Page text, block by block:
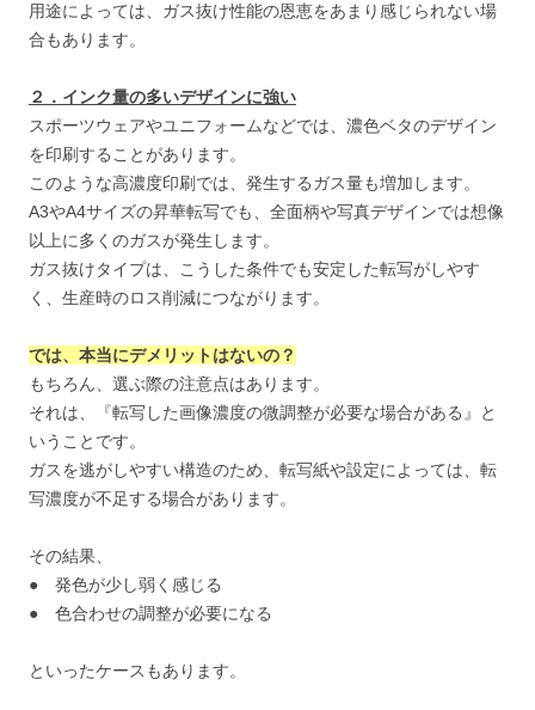
用途によっては、ガス抜け性能の恩恵をあまり感じられない場
合もあります。
２．インク量の多いデザインに強い
スポーツウェアやユニフォームなどでは、濃色ベタのデザイン
を印刷することがあります。
このような高濃度印刷では、発生するガス量も増加します。
A3やA4サイズの昇華転写でも、全面柄や写真デザインでは想像
以上に多くのガスが発生します。
ガス抜けタイプは、こうした条件でも安定した転写がしやす
く、生産時のロス削減につながります。
では、本当にデメリットはないの？
もちろん、選ぶ際の注意点はあります。
それは、『転写した画像濃度の微調整が必要な場合がある』と
いうことです。
ガスを逃がしやすい構造のため、転写紙や設定によっては、転
写濃度が不足する場合があります。
その結果、
● 発色が少し弱く感じる
● 色合わせの調整が必要になる
といったケースもあります。